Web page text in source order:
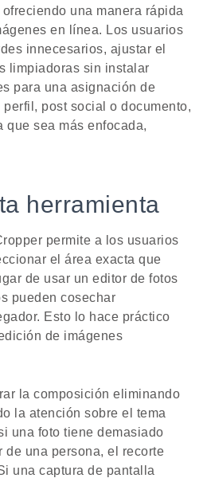
una manera rápida
en línea. Los usuarios
innecesarios, ajustar el
limpiadoras sin instalar
para una asignación de
post social o documento,
que sea más enfocada,
herramienta
permite a los usuarios
el área exacta que
de usar un editor de fotos
pueden cosechar
Esto lo hace práctico
de imágenes
la composición eliminando
la atención sobre el tema
una foto tiene demasiado
una persona, el recorte
una captura de pantalla